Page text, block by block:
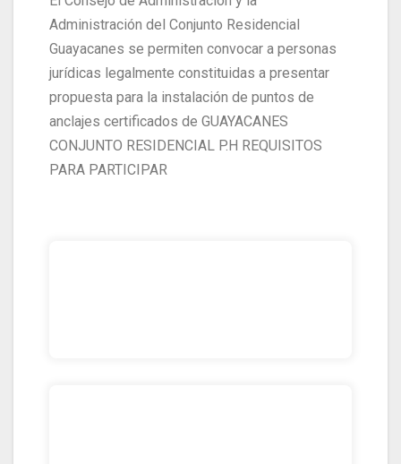
Administración del Conjunto Residencial
Guayacanes se permiten convocar a personas
jurídicas legalmente constituidas a presentar
propuesta para la instalación de puntos de
anclajes certificados de GUAYACANES
CONJUNTO RESIDENCIAL P.H REQUISITOS
PARA PARTICIPAR